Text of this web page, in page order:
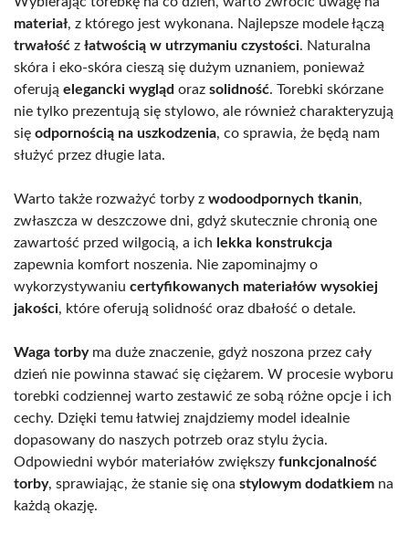
materiał, z którego jest wykonana. Najlepsze modele łączą
trwałość z łatwością w utrzymaniu czystości. Naturalna
skóra i eko-skóra cieszą się dużym uznaniem, ponieważ
oferują elegancki wygląd oraz solidność. Torebki skórzane
nie tylko prezentują się stylowo, ale również charakteryzują
się odpornością na uszkodzenia, co sprawia, że będą nam
służyć przez długie lata.
Warto także rozważyć torby z wodoodpornych tkanin,
zwłaszcza w deszczowe dni, gdyż skutecznie chronią one
zawartość przed wilgocią, a ich lekka konstrukcja
zapewnia komfort noszenia. Nie zapominajmy o
wykorzystywaniu certyfikowanych materiałów wysokiej
jakości, które oferują solidność oraz dbałość o detale.
Waga torbyma duże znaczenie, gdyż noszona przez cały
dzień nie powinna stawać się ciężarem. W procesie wyboru
torebki codziennej warto zestawić ze sobą różne opcje i ich
cechy. Dzięki temu łatwiej znajdziemy model idealnie
dopasowany do naszych potrzeb oraz stylu życia.
Odpowiedni wybór materiałów zwiększy funkcjonalność
torby, sprawiając, że stanie się ona stylowym dodatkiem na
każdą okazję.